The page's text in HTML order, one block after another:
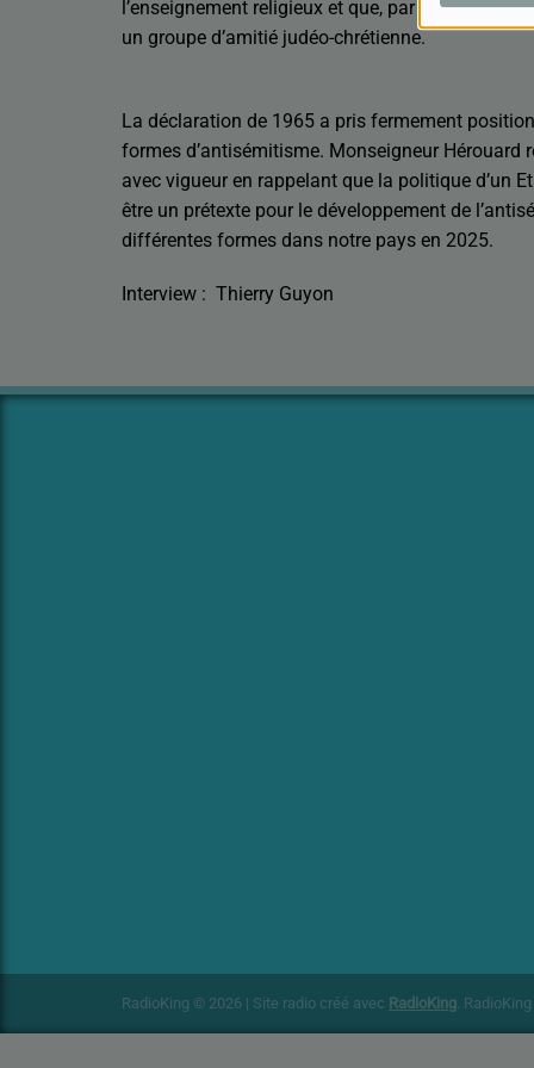
l’enseignement religieux et que, par exemple, il
un groupe d’amitié judéo-chrétienne.
La déclaration de 1965 a pris fermement
formes d’antisémitisme. Monseigneur Hérouard
avec vigueur en rappelant que la politique d’un
être un prétexte pour le développement de
différentes formes dans notre pays en 2025.
Interview : Thierry Guyon
RadioKing © 2026 | Site radio créé avec RadioKing .